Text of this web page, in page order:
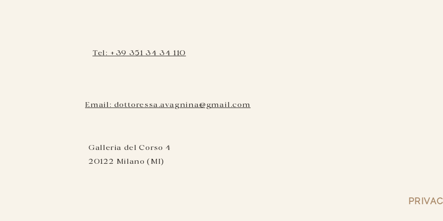
Tel: +39 351 34 34 110
Email: dottoressa.avagnina@gmail.com
Galleria del Corso 4
20122 Milano (MI)